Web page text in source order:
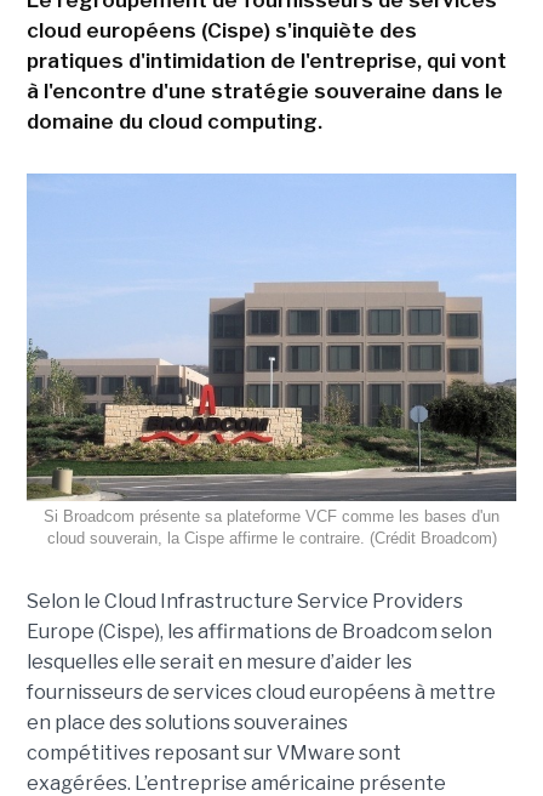
cloud européens (Cispe) s'inquiète des
pratiques d'intimidation de l'entreprise, qui vont
à l'encontre d'une stratégie souveraine dans le
domaine du cloud computing.
Si Broadcom présente sa plateforme VCF comme les bases d'un
cloud souverain, la Cispe affirme le contraire. (Crédit Broadcom)
Selon le Cloud Infrastructure Service Providers
Europe (Cispe), les affirmations de Broadcom selon
lesquelles elle serait en mesure d’aider les
fournisseurs de services cloud européens à mettre
en place des solutions souveraines
compétitives reposant sur VMware sont
exagérées. L’entreprise américaine présente